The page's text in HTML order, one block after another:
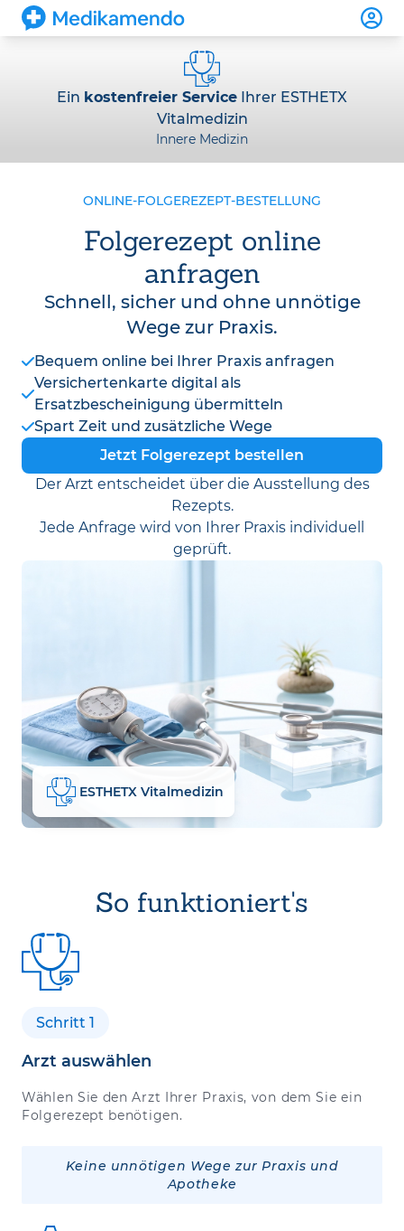
Ein kostenfreier Service Ihrer ESTHETX
Vitalmedizin
Innere Medizin
ONLINE-FOLGEREZEPT-BESTELLUNG
Folgerezept online
anfragen
Schnell, sicher und ohne unnötige
Wege zur Praxis.
Bequem online bei Ihrer Praxis anfragen
Versichertenkarte digital als
Ersatzbescheinigung übermitteln
Spart Zeit und zusätzliche Wege
Jetzt Folgerezept bestellen
Der Arzt entscheidet über die Ausstellung des
Rezepts.
Jede Anfrage wird von Ihrer Praxis individuell
geprüft.
ESTHETX Vitalmedizin
So funktioniert's
Schritt 1
Arzt auswählen
Wählen Sie den Arzt Ihrer Praxis, von dem Sie ein
Folgerezept benötigen.
Keine unnötigen Wege zur Praxis und
Apotheke